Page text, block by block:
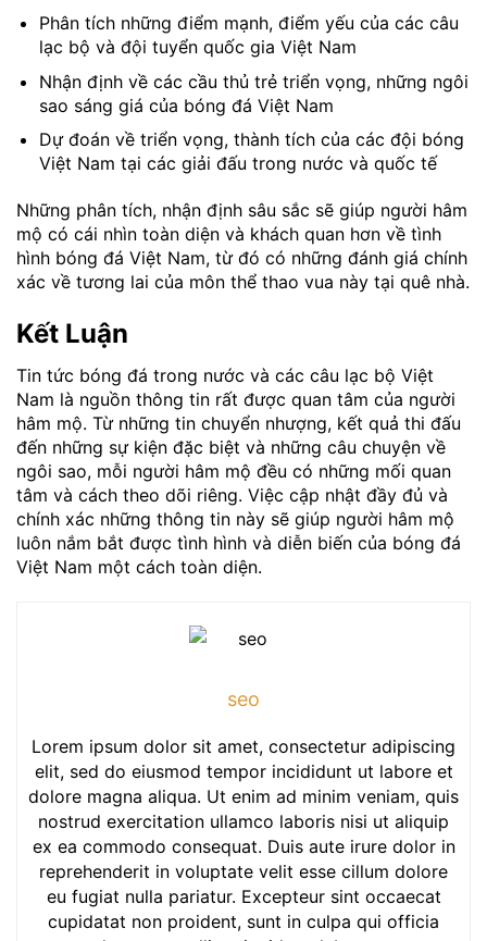
Phân tích những điểm mạnh, điểm yếu của các câu
lạc bộ và đội tuyển quốc gia Việt Nam
Nhận định về các cầu thủ trẻ triển vọng, những ngôi
sao sáng giá của bóng đá Việt Nam
Dự đoán về triển vọng, thành tích của các đội bóng
Việt Nam tại các giải đấu trong nước và quốc tế
Những phân tích, nhận định sâu sắc sẽ giúp người hâm
mộ có cái nhìn toàn diện và khách quan hơn về tình
hình bóng đá Việt Nam, từ đó có những đánh giá chính
xác về tương lai của môn thể thao vua này tại quê nhà.
Kết Luận
Tin tức bóng đá trong nước và các câu lạc bộ Việt
Nam là nguồn thông tin rất được quan tâm của người
hâm mộ. Từ những tin chuyển nhượng, kết quả thi đấu
đến những sự kiện đặc biệt và những câu chuyện về
ngôi sao, mỗi người hâm mộ đều có những mối quan
tâm và cách theo dõi riêng. Việc cập nhật đầy đủ và
chính xác những thông tin này sẽ giúp người hâm mộ
luôn nắm bắt được tình hình và diễn biến của bóng đá
Việt Nam một cách toàn diện.
seo
Lorem ipsum dolor sit amet, consectetur adipiscing
elit, sed do eiusmod tempor incididunt ut labore et
dolore magna aliqua. Ut enim ad minim veniam, quis
nostrud exercitation ullamco laboris nisi ut aliquip
ex ea commodo consequat. Duis aute irure dolor in
reprehenderit in voluptate velit esse cillum dolore
eu fugiat nulla pariatur. Excepteur sint occaecat
cupidatat non proident, sunt in culpa qui officia